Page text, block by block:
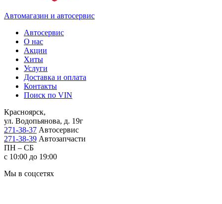
Автомагазин и автосервис
Автосервис
О нас
Акции
Хиты
Услуги
Доставка и оплата
Контакты
Поиск по VIN
Красноярск,
ул. Водопьянова, д. 19г
271-38-37 Автосервис
271-38-39 Автозапчасти
ПН – СБ
с 10:00 до 19:00
Мы в соцсетях